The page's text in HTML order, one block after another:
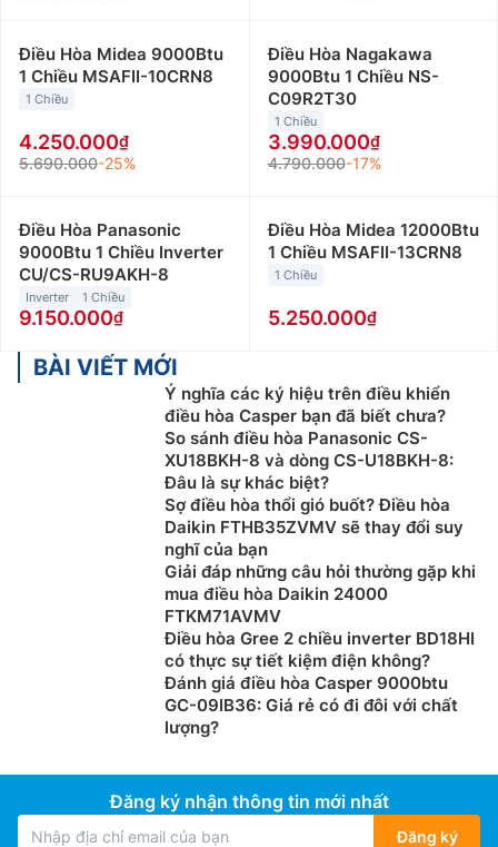
Điều Hòa Midea 9000Btu
1 Chiều MSAFII-10CRN8
1 Chiều
4.250.000
5.690.000-25%
Điều Hòa Nagakawa
9000Btu 1 Chiều NS-
C09R2T30
1 Chiều
3.990.000
4.790.000-17%
Điều Hòa Panasonic
9000Btu 1 Chiều Inverter
CU/CS-RU9AKH-8
Inverter 1 Chiều
9.150.000
Điều Hòa Midea 12000Btu
1 Chiều MSAFII-13CRN8
1 Chiều
5.250.000
BÀI VIẾT MỚI
Ý nghĩa các ký hiệu trên điều khiển
điều hòa Casper bạn đã biết chưa?
So sánh điều hòa Panasonic CS-
XU18BKH-8 và dòng CS-U18BKH-8:
Đâu là sự khác biệt?
Sợ điều hòa thổi gió buốt? Điều hòa
Daikin FTHB35ZVMV sẽ thay đổi suy
nghĩ của bạn
Giải đáp những câu hỏi thường gặp khi
mua điều hòa Daikin 24000
FTKM71AVMV
Điều hòa Gree 2 chiều inverter BD18HI
có thực sự tiết kiệm điện không?
Đánh giá điều hòa Casper 9000btu
GC-09IB36: Giá rẻ có đi đôi với chất
lượng?
Đăng ký nhận thông tin mới nhất
Đăng ký